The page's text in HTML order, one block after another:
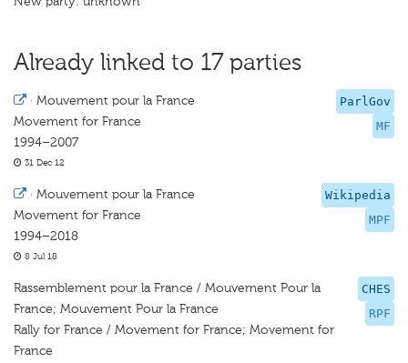
Already linked to 17 parties
ParlGov
MF
· Mouvement pour la France
Movement for France
1994–2007
31 Dec 12
Wikipedia
MPF
· Mouvement pour la France
Movement for France
1994–2018
8 Jul 18
CHES
RPF
Rassemblement pour la France / Mouvement Pour la
France; Mouvement Pour la France
Rally for France / Movement for France; Movement for
France